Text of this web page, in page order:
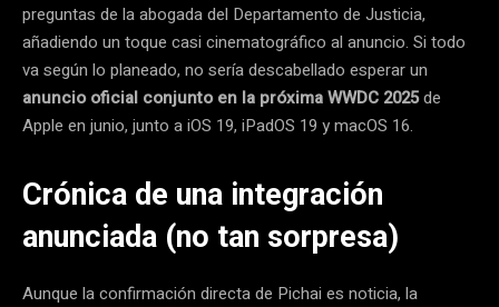
preguntas de la abogada del Departamento de Justicia,
añadiendo un toque casi cinematográfico al anuncio. Si todo
va según lo planeado, no sería descabellado esperar un
anuncio oficial conjunto en la próxima WWDC 2025de
Apple en junio, junto a iOS 19, iPadOS 19 y macOS 16.
Crónica de una integración
anunciada (no tan sorpresa)
Aunque la confirmación directa de Pichai es noticia, la